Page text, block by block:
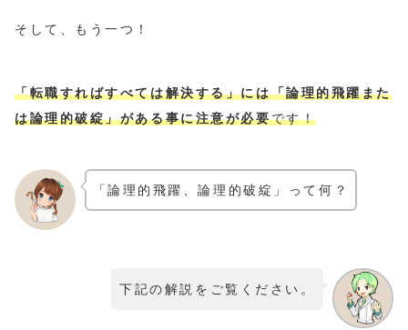
そして、もう一つ！
「転職すればすべては解決する」には「論理的飛躍また
は論理的破綻」がある事に注意が必要です！
「論理的飛躍、論理的破綻」って何？
下記の解説をご覧ください。